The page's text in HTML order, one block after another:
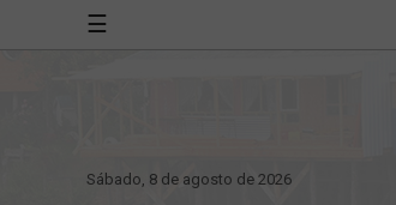
☰
sábado, 8 de agosto de 2026